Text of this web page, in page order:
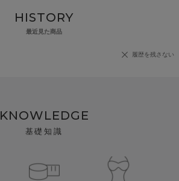
HISTORY
最近見た商品
履歴を残さない
KNOWLEDGE
基礎知識